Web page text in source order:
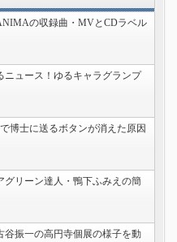
の収録曲・MVとCDラベル
ニュース！ゆるキャラグランプ
博士に送るボタンが消えた原因
リーン達人・鴨下ふみえの簡
谷振一の高円寺個展の様子を動